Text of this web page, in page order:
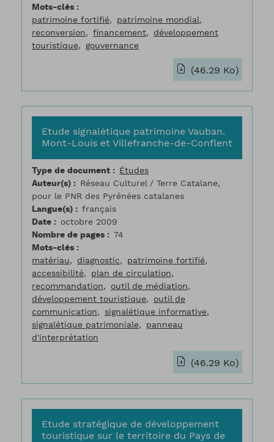
Mots-clés
patrimoine fortifié
patrimoine mondial
reconversion
financement
développement
touristique
gouvernance
(46.29 Ko)
Etude signalétique patrimoine Vauban.
Mont-Louis et Villefranche-de-Conflent
Type de document
Études
Auteur(s)
Réseau Culturel / Terre Catalane,
pour le PNR des Pyrénées catalanes
Langue(s)
français
Date
octobre 2009
Nombre de pages
74
Mots-clés
matériau
diagnostic
patrimoine fortifié
accessibilité
plan de circulation
recommandation
outil de médiation
développement touristique
outil de
communication
signalétique informative
signalétique patrimoniale
panneau
d'interprétation
(46.29 Ko)
Etude stratégique de développement
touristique sur le territoire du Pays de